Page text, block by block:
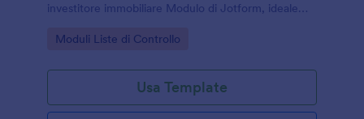
investitore immobiliare Modulo di Jotform, ideale
gestiscono la raccolta dati online.
Go to Category:
Moduli Liste di Controllo
Usa Template